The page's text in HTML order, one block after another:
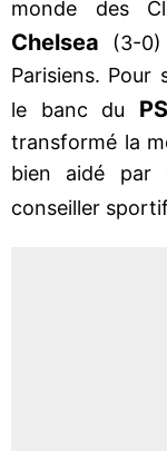
monde des
Chelsea
(3-
Parisiens. Pour
le banc du
transformé la
bien aidé par
conseiller sportif